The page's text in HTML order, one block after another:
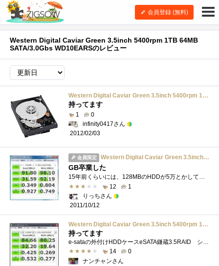
会員登録 (無料)
Western Digital Caviar Green 3.5inch 5400rpm 1TB 64MB
SATA/3.0Gbs WD10EARSのレビュー
Western Digital Caviar Green 3.5inch 5400rpm 1TB 64MB SATA/3.0Gbs WD10EARS
持ってます
1
0
infinity0417さん
2012/02/03
会員限定 Western Digital Caviar Green 3.5inch 5400rpm 1TB 64MB SATA/3.0Gbs WD10EARS
GB卒業した
15年前くらいには、128MBのHDDが5万とかしていたのに今じゃTBですかスゴスギ2ndマシンのメインHDDとして使用ちょっとSSDは予算の都合上遠慮して容量�...
12
1
りっちさん
2011/10/12
Western Digital Caviar Green 3.5inch 5400rpm 1TB 64MB SATA/3.0Gbs WD10EARS
持ってます
14
0
ナンチャンさん